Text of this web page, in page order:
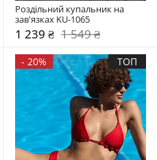
Роздільний купальник на
зав'язках KU-1065
1 239 ₴ 1 549 ₴
- 20% ТОП